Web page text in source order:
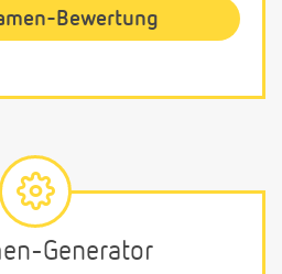
Bewertung
Generator